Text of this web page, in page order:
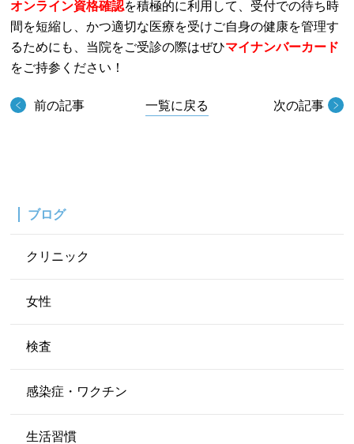
オンライン資格確認を積極的に利用して、受付での待ち時
間を短縮し、かつ適切な医療を受けご自身の健康を管理す
るためにも、当院をご受診の際はぜひマイナンバーカード
をご持参ください！
前の記事 一覧に戻る 次の記事
ブログ
クリニック
女性
検査
感染症・ワクチン
生活習慣